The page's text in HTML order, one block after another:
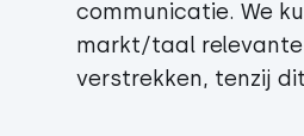
communicatie. We
markt/taal relevante
verstrekken, tenzij